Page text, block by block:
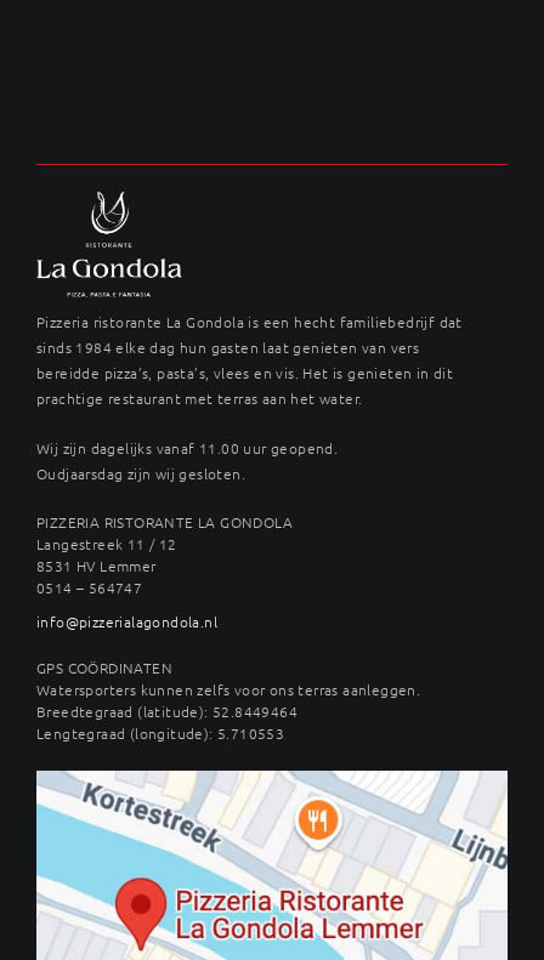
Pizzeria ristorante La Gondola is een hecht familiebedrijf dat
sinds 1984 elke dag hun gasten laat genieten van vers
bereidde pizza’s, pasta’s, vlees en vis. Het is genieten in dit
prachtige restaurant met terras aan het water.
Wij zijn dagelijks vanaf 11.00 uur geopend.
Oudjaarsdag zijn wij gesloten.
PIZZERIA RISTORANTE LA GONDOLA
Langestreek 11 / 12
8531 HV Lemmer
0514 – 564747
info@pizzerialagondola.nl
GPS COÖRDINATEN
Watersporters kunnen zelfs voor ons terras aanleggen.
Breedtegraad (latitude): 52.8449464
Lengtegraad (longitude): 5.710553